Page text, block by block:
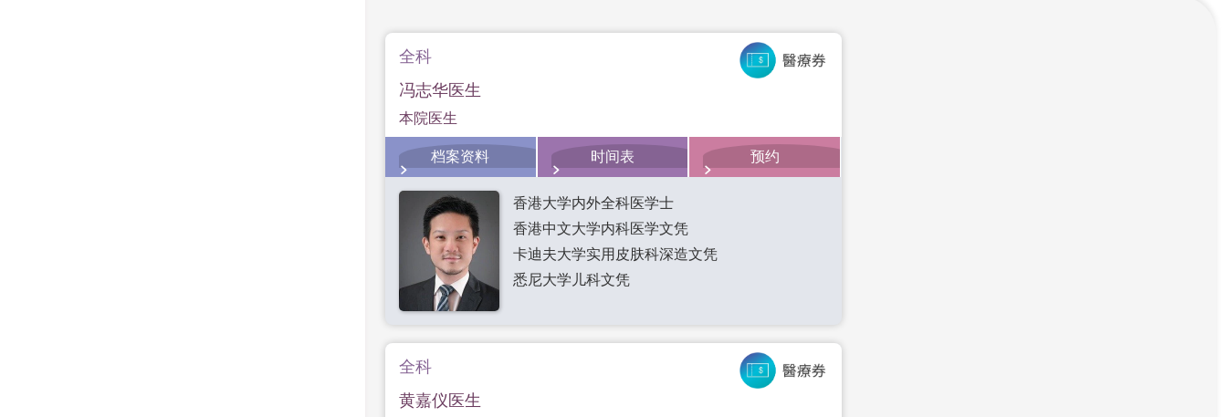
全科
冯志华医生
本院医生
档案资料 时间表 预约
香港大学内外全科医学士
香港中文大学内科医学文凭
卡迪夫大学实用皮肤科深造文凭
悉尼大学儿科文凭
全科
黄嘉仪医生